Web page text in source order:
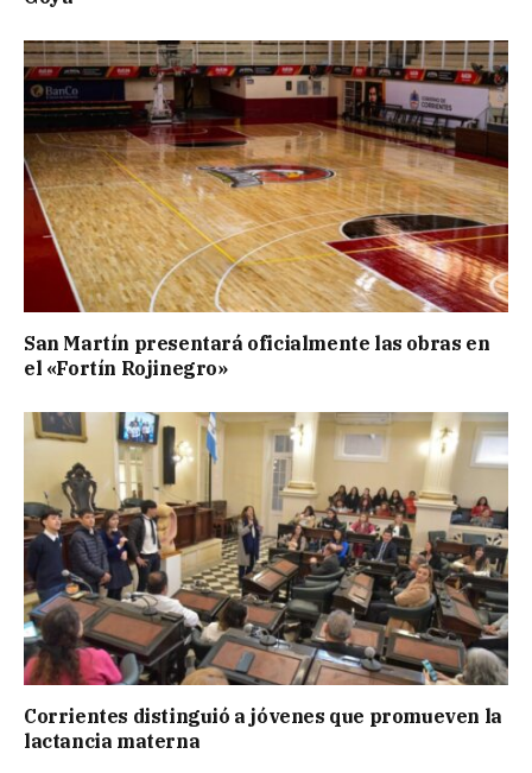
San Martín presentará oficialmente las obras en
el «Fortín Rojinegro»
Corrientes distinguió a jóvenes que promueven la
lactancia materna